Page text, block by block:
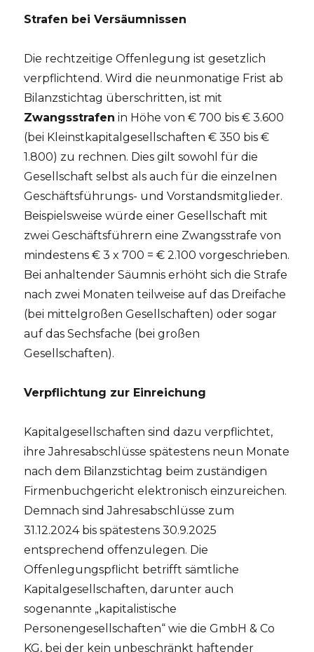
Strafen bei Versäumnissen
Die rechtzeitige Offenlegung ist gesetzlich
verpflichtend. Wird die neunmonatige Frist ab
Bilanzstichtag überschritten, ist mit
Zwangsstrafen in Höhe von € 700 bis € 3.600
(bei Kleinstkapitalgesellschaften € 350 bis €
1.800) zu rechnen. Dies gilt sowohl für die
Gesellschaft selbst als auch für die einzelnen
Geschäftsführungs- und Vorstandsmitglieder.
Beispielsweise würde einer Gesellschaft mit
zwei Geschäftsführern eine Zwangsstrafe von
mindestens € 3 x 700 = € 2.100 vorgeschrieben.
Bei anhaltender Säumnis erhöht sich die Strafe
nach zwei Monaten teilweise auf das Dreifache
(bei mittelgroßen Gesellschaften) oder sogar
auf das Sechsfache (bei großen
Gesellschaften).
Verpflichtung zur Einreichung
Kapitalgesellschaften sind dazu verpflichtet,
ihre Jahresabschlüsse spätestens neun Monate
nach dem Bilanzstichtag beim zuständigen
Firmenbuchgericht elektronisch einzureichen.
Demnach sind Jahresabschlüsse zum
31.12.2024 bis spätestens 30.9.2025
entsprechend offenzulegen. Die
Offenlegungspflicht betrifft sämtliche
Kapitalgesellschaften, darunter auch
sogenannte „kapitalistische
Personengesellschaften“ wie die GmbH & Co
KG, bei der kein unbeschränkt haftender